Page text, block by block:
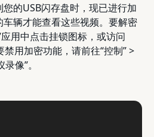
的USB闪存盘时，现已进行加
辆才能查看这些视频。要解密
用中点击挂锁图标，或访问
用加密功能，请前往“控制” >
像”。